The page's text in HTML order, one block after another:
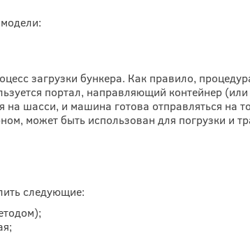
загрузки бункера. Как правило,
портал, направляющий контейнер
шасси, и машина готова отправляться на
может быть использован для погрузки и
следующие: